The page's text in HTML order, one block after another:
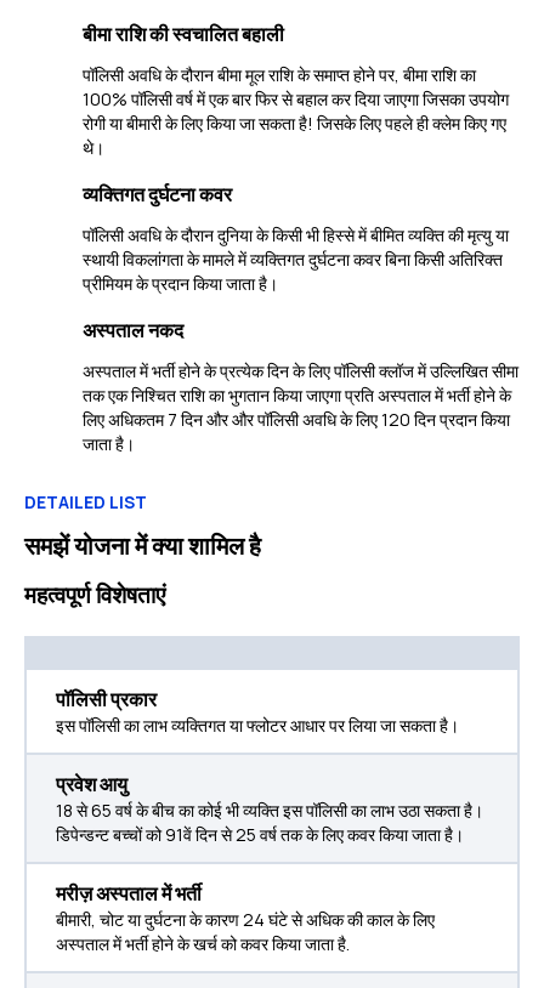
बीमा राशि की स्वचालित बहाली
पॉलिसी अवधि के दौरान बीमा मूल राशि के समाप्त होने पर, बीमा राशि का
100% पॉलिसी वर्ष में एक बार फिर से बहाल कर दिया जाएगा जिसका उपयोग
रोगी या बीमारी के लिए किया जा सकता है! जिसके लिए पहले ही क्लेम किए गए
थे।
व्यक्तिगत दुर्घटना कवर
पॉलिसी अवधि के दौरान दुनिया के किसी भी हिस्से में बीमित व्यक्ति की मृत्यु या
स्थायी विकलांगता के मामले में व्यक्तिगत दुर्घटना कवर बिना किसी अतिरिक्त
प्रीमियम के प्रदान किया जाता है।
अस्पताल नकद
अस्पताल में भर्ती होने के प्रत्येक दिन के लिए पॉलिसी क्लॉज में उल्लिखित सीमा
तक एक निश्चित राशि का भुगतान किया जाएगा प्रति अस्पताल में भर्ती होने के
लिए अधिकतम 7 दिन और और पॉलिसी अवधि के लिए 120 दिन प्रदान किया
जाता है।
DETAILED LIST
समझें योजना में क्या शामिल है
महत्वपूर्ण विशेषताएं
पॉलिसी प्रकार
इस पॉलिसी का लाभ व्यक्तिगत या फ्लोटर आधार पर लिया जा सकता है।
प्रवेश आयु
18 से 65 वर्ष के बीच का कोई भी व्यक्ति इस पॉलिसी का लाभ उठा सकता है।
डिपेन्डन्ट बच्चों को 91वें दिन से 25 वर्ष तक के लिए कवर किया जाता है।
मरीज़ अस्पताल में भर्ती
बीमारी, चोट या दुर्घटना के कारण 24 घंटे से अधिक की काल के लिए
अस्पताल में भर्ती होने के खर्च को कवर किया जाता है.